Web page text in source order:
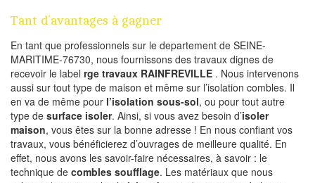
Tant d’avantages à gagner
En tant que professionnels sur le departement de SEINE-
MARITIME-76730, nous fournissons des travaux dignes de
recevoir le label rge travaux RAINFREVILLE . Nous intervenons
aussi sur tout type de maison et même sur l’isolation combles. Il
en va de même pour l’isolation sous-sol, ou pour tout autre
type de surface isoler. Ainsi, si vous avez besoin d’isoler
maison, vous êtes sur la bonne adresse ! En nous confiant vos
travaux, vous bénéficierez d’ouvrages de meilleure qualité. En
effet, nous avons les savoir-faire nécessaires, à savoir : le
technique de combles soufflage. Les matériaux que nous